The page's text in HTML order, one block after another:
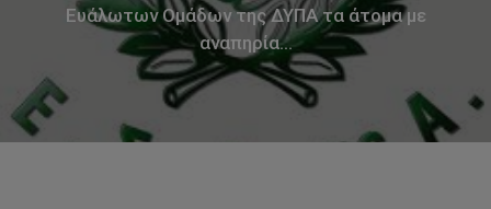
Ευάλωτων Ομάδων της ΔΥΠΑ τα άτομα με
αναπηρία…